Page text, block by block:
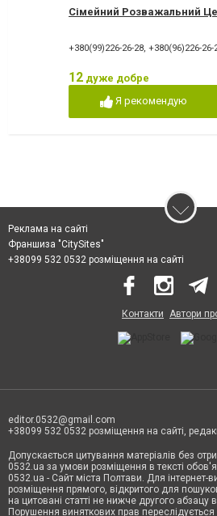
Сімейний Розважальний
+380(99)226-26-28, +380(96)226-26-
12 дуже добре
Я рекомендую
Реклама на сайті
Франшиза "CitySites"
+38099 532 0532 розміщення на сайті
Контакти Автори
editor.0532@gmail.com
+38099 532 0532 розміщення на сайті,
Допускається цитування матеріалів без
0532.ua за умови розміщення в тексті
0532.ua - Сайт міста Полтави. Для інтернет-
розміщення прямого, відкритого для
на цитовані статті не нижче другого абзацу
Порушення виняткових прав